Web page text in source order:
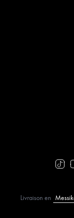
Livraison en